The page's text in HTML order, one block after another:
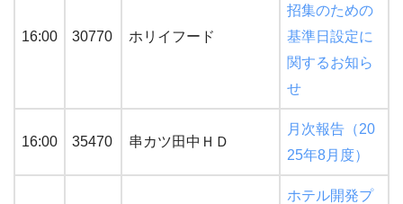
16:00 30770 ホリイフード
招集のための
基準日設定に
関するお知ら
せ
16:00 35470 串カツ田中ＨＤ
月次報告（20
25年8月度）
ホテル開発プ